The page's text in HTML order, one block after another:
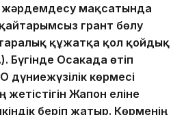
жәрдемдесу мақсатында
грант бөлу
құжатқа қол қойдық
Бүгінде Осакада өтіп
көрмесі
Жапон еліне
беріп жатыр. Көрменің